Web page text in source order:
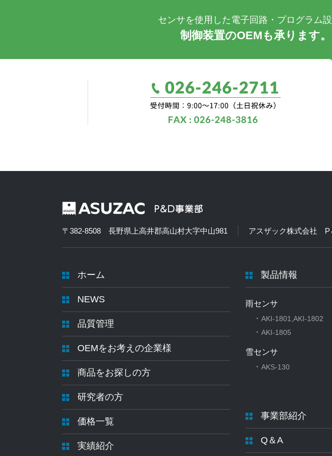
センサを使用した電子回路・プログラム
制御装置のOEMも承ります
〒382-8508 長野県上高井郡高山村大字中山981 アスザック株式会社 P
ホーム
NEWS
品質管理
OEMをお考えの企業様
商品をお探しの方
研究者の方
価格一覧
実績紹介
製品情報
雨センサ
・ AKI-1801,AKI-1802
・ AKI-1805
雪センサ
・ AKS-130
事業部紹介
Q＆A